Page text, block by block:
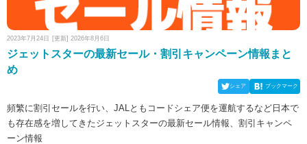
2023年7月24日 [更新] 2026年8月6日
ジェットスターの最新セール・割引キャンペーン情報まと
め
シェア ブックマーク
頻繁に割引セールを行い、JALともコードシェア便を運航するなど日本で
も存在感を増してきたジェットスターの最新セール情報、割引キャンペ
ーン情報